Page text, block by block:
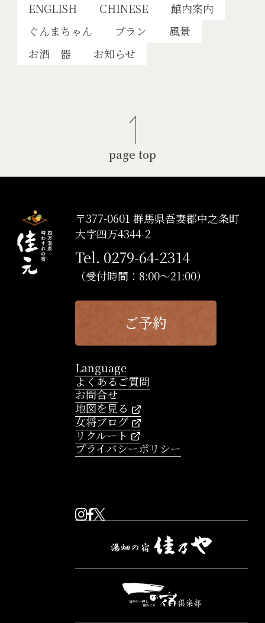
ENGLISH
CHINESE
館内案内
ぐんまちゃん
プラン
風景
お酒 器
お知らせ
page top
〒377-0601 群馬県吾妻郡中之条町
大字四万4344-2
Tel. 0279-64-2314
（受付時間：8:00～21:00）
ご予約
Language
よくあるご質問
お問合せ
地図を見る
女将ブログ
リクルート
プライバシーポリシー